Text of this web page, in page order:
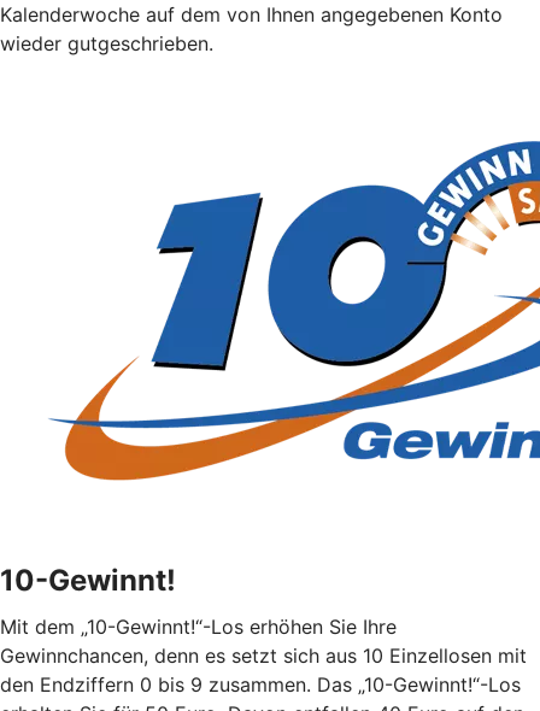
Kalenderwoche auf dem von Ihnen angegebenen Konto
wieder gutgeschrieben.
10-Gewinnt!
Mit dem „10-Gewinnt!“-Los erhöhen Sie Ihre
Gewinnchancen, denn es setzt sich aus 10 Einzellosen mit
den Endziffern 0 bis 9 zusammen. Das „10-Gewinnt!“-Los